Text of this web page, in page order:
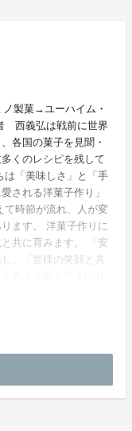
製菓→ユーハイム・
西義弘は戦前に世界
各国の菓子を見聞・
くのレシピを残して
は「美味しさ」と「手
される洋菓子作り」
て時節が流れ、人が変
ます。 洋菓子作りに
共に育みます。 「安
、「皆様の笑顔と共